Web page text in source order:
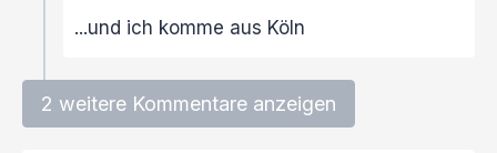
...und ich komme aus Köln
2 weitere Kommentare anzeigen